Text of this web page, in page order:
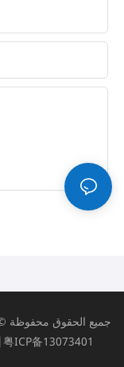
|粤ICP备13073401